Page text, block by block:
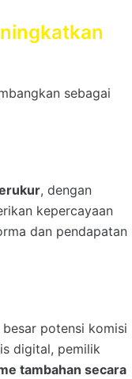
sebagai
, dengan
kepercayaan
dan pendapatan
potensi komisi
digital, pemilik
tambahan secara